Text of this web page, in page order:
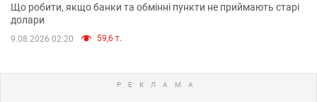
Що робити, якщо банки та обмінні пункти не приймають старі
долари
9.08.2026 02:20 59,6 т.